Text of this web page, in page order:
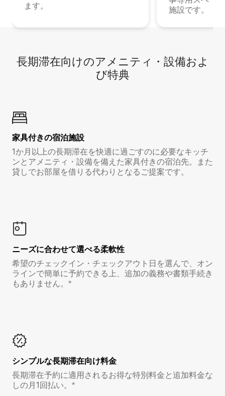
ます。
施設です。
長期滞在向け⁠のア⁠メ⁠ニ⁠テ⁠ィ⁠・設⁠備⁠およ
び特⁠典
家具付き⁠の宿⁠泊⁠施⁠設
1か月以上の長期滞在を快適に過ごすのに必要なキッチ
ンとアメニティ・設備を備えた家具付きの宿泊先。また
貸しでお部屋を借りる代わりとなるご提案です。
ニーズに合わせて選べる柔軟性
希望のチェックイン・チェックアウト日を選んで、オン
ラインで簡単に予約できる上、追加の義務や書類手続き
もありません。*
シンプルな長期滞在向け料金
長期滞在予約に適用されるお得な特別料金と追加料金な
しの月1回払い。*